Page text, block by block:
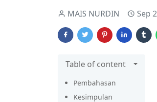
MAIS NURDIN Sep
Table of content
Pembahasan
Kesimpulan